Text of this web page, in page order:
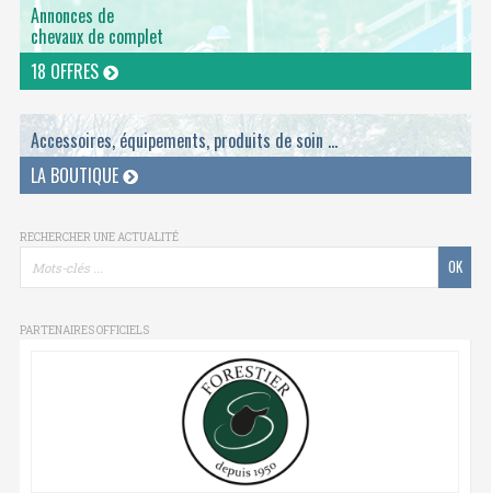
Annonces de
chevaux de complet
18 OFFRES
Accessoires, équipements, produits de soin ...
LA BOUTIQUE
RECHERCHER UNE ACTUALITÉ
PARTENAIRES OFFICIELS